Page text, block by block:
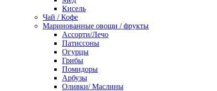
Кисель
Чай / Кофе
Маринованные овощи / фрукты
Ассорти/Лечо
Патиссоны
Огурцы
Грибы
Помидоры
Арбузы
Оливки/ Маслины